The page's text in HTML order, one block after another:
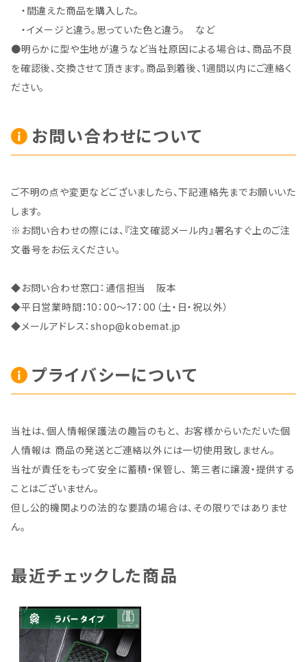
・間違えた商品を購入した。
・イメージと違う。思っていた色と違う。 など
●明らかに型や生地が違うなど当社原因による場合は、商品不良
を確認後、交換させて頂きます。商品到着後、1週間以内にご連絡く
ださい。
お問い合わせについて
ご不明の点や変更などございましたら、下記連絡先までお願いいた
します。
※お問い合わせの際には、『注文確認メール内』署名すぐ上のご注
文番号をお伝えください。
◆お問い合わせ窓口：通信担当 阪本
◆平日営業時間：10：00～17：00（土・日・祝以外）
◆メールアドレス：shop@kobemat.jp
プライバシーについて
当社は、個人情報保護法の趣旨のもと、 お客様からいただいた個
人情報は 商品の発送とご連絡以外には一切使用致しません。
当社が責任をもって安全に蓄積・保管し、 第三者に譲渡・提供する
ことはございません。
但し公的機関よりの法的な要請の場合は、その限りではありませ
ん。
最近チェックした商品